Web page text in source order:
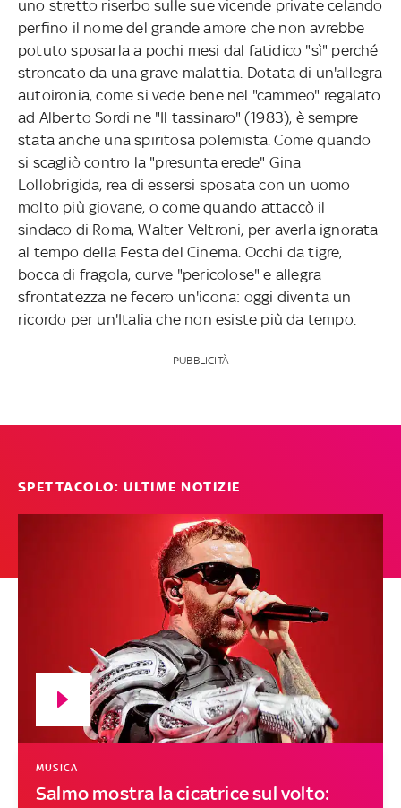
uno stretto riserbo sulle sue vicende private celando
perfino il nome del grande amore che non avrebbe
potuto sposarla a pochi mesi dal fatidico "sì" perché
stroncato da una grave malattia. Dotata di un'allegra
autoironia, come si vede bene nel "cammeo" regalato
ad Alberto Sordi ne "Il tassinaro" (1983), è sempre
stata anche una spiritosa polemista. Come quando
si scagliò contro la "presunta erede" Gina
Lollobrigida, rea di essersi sposata con un uomo
molto più giovane, o come quando attaccò il
sindaco di Roma, Walter Veltroni, per averla ignorata
al tempo della Festa del Cinema. Occhi da tigre,
bocca di fragola, curve "pericolose" e allegra
sfrontatezza ne fecero un'icona: oggi diventa un
ricordo per un'Italia che non esiste più da tempo.
PUBBLICITÀ
SPETTACOLO: ULTIME NOTIZIE
Salmo mostra la cicatrice sul volto:
MUSICA